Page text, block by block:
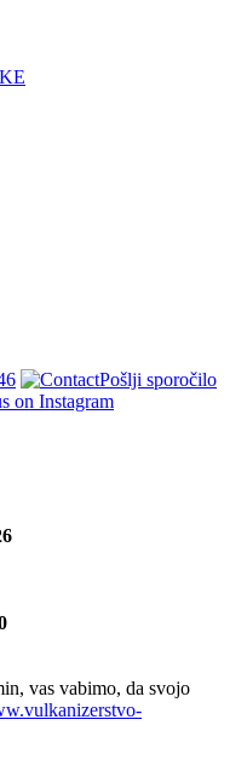
Pošlji sporočilo
vas vabimo, da svojo